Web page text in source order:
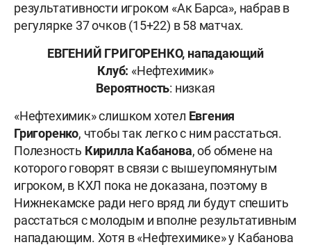
результативности игроком «Ак Барса», набрав в
регулярке 37 очков (15+22) в 58 матчах.
ЕВГЕНИЙ ГРИГОРЕНКО, нападающий
Клуб: «Нефтехимик»
Вероятность: низкая
«Нефтехимик» слишком хотел Евгения
Григоренко, чтобы так легко с ним расстаться.
Полезность Кирилла Кабанова, об обмене на
которого говорят в связи с вышеупомянутым
игроком, в КХЛ пока не доказана, поэтому в
Нижнекамске ради него вряд ли будут спешить
расстаться с молодым и вполне результативным
нападающим. Хотя в «Нефтехимике» у Кабанова